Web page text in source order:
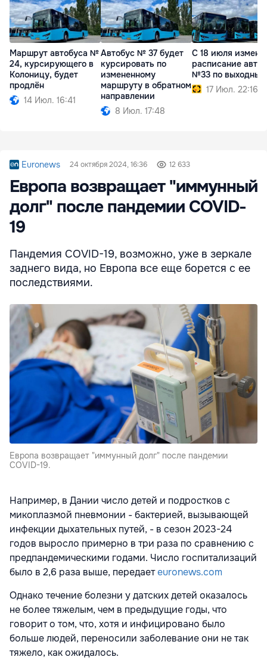
Маршрут автобуса №
24, курсирующего в
Колоницу, будет
продлён
14 Июл. 16:41
Автобус № 37 будет
курсировать по
измененному
маршруту в обратном
направлении
8 Июл. 17:48
С 18 июля
расписание
№33 по выходным
17 Июл. 22:16
Euronews 24 октября 2024, 16:36 12 633
Европа возвращает "иммунный
долг" после пандемии COVID-
19
Пандемия COVID-19, возможно, уже в зеркале
заднего вида, но Европа все еще борется с ее
последствиями.
Европа возвращает "иммунный долг" после пандемии
COVID-19.
Например, в Дании число детей и подростков с
микоплазмой пневмонии - бактерией, вызывающей
инфекции дыхательных путей, - в сезон 2023-24
годов выросло примерно в три раза по сравнению с
предпандемическими годами. Число госпитализаций
было в 2,6 раза выше, передаетeuronews.com
Однако течение болезни у датских детей оказалось
не более тяжелым, чем в предыдущие годы, что
говорит о том, что, хотя и инфицировано было
больше людей, переносили заболевание они не так
тяжело, как ожидалось.